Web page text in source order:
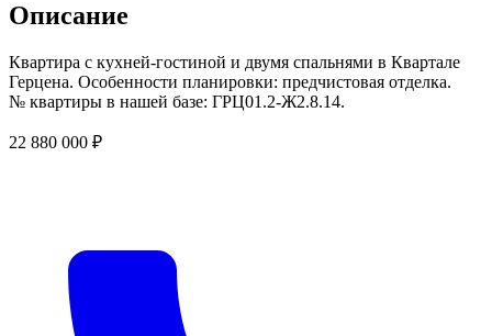
Описание
Квартира с кухней-гостиной и двумя спальнями в Квартале
Герцена. Особенности планировки: предчистовая отделка.
№ квартиры в нашей базе: ГРЦ01.2-Ж2.8.14.
22 880 000 ₽